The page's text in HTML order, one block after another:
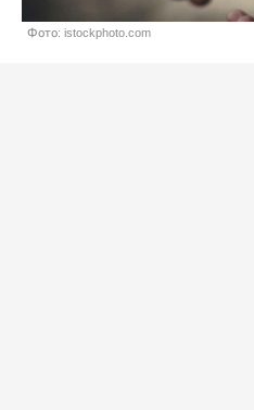
Фото: istockphoto.com